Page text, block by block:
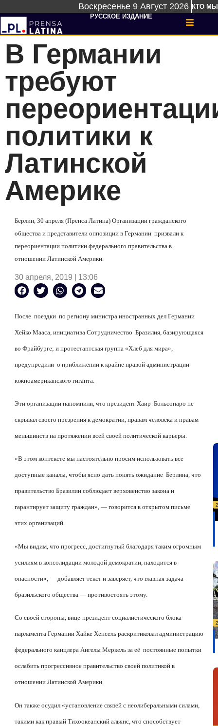
Воскресенье 9 Август 2026 КТО МЫ
РУССКОЕ ИЗДАНИЕ
В Германии
требуют
политики к
Латинской
Америке
Берлин, 30 апреля (Пренса Латина) Организации гражданского
общества и представители оппозиции в Германии призвали к
переориентации политики федерального правительства в
отношении Латинской Америки.
30 апреля, 2019 | 13:06
После поездки по региону министра иностранных дел Германии
Хейко Мааса, инициатива Сотрудничество Бразилия, базирующаяся
во Фрайбурге; и протестантская группа «Хлеб для мира»,
предупредили о приближении к крайне правой администрации
южноамериканского гиганта.
Эти организации напомнили, что президент Хаир Больсонаро не
скрывал своего презрения к демократии, правам человека и правам
меньшинств на протяжении всей своей политической карьеры.
«В этом контексте мы настоятельно просим использовать все
доступные каналы, чтобы ясно дать понять ожидание Берлина, что
правительство Бразилии соблюдает верховенство закона и
гарантирует защиту граждан», — говорится в открытом письме
этих организаций.
«Мы видим, что прогресс, достигнутый благодаря таким огромным
усилиям в консолидации молодой демократии, находится в
опасности», — добавляет текст и заверяет, что главная задача
бразильского общества — противостоять этому.
Со своей стороны, вице-президент социалистического блока
парламента Германии Хайке Хенсель раскритиковал администрацию
федерального канцлера Ангелы Меркель за её постоянные попытки
ослабить прогрессивное правительство своей политикой в
отношении Латинской Америки.
Он также осудил «установление связей с неолиберальными силами,
такими как правый Тихоокеанский альянс, что способствует